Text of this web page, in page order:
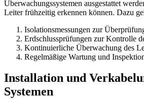
Überwachungssystemen ausgestattet
Leiter frühzeitig erkennen können. Dazu
Isolationsmessungen zur
Erdschlussprüfungen zur Kontrolle
Kontinuierliche Überwachung des
Regelmäßige Wartung und
Installation und
Systemen